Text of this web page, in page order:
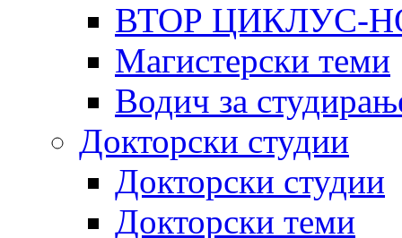
ВТОР ЦИКЛУС-
Магистерски теми
Водич за
Докторски студии
Докторски студии
Докторски теми